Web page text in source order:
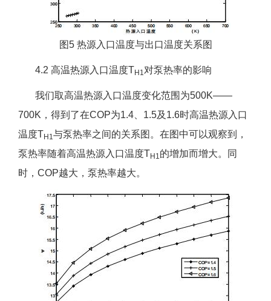
图5 热源入口温度与出口温度关系图
4.2 高温热源入口温度TH1对泵热率的影响
我们取高温热源入口温度变化范围为500K——
700K，得到了在COP为1.4、1.5及1.6时高温热源入口
温度TH1与泵热率之间的关系图。在图中可以观察到，
泵热率随着高温热源入口温度TH1的增加而增大。同
时，COP越大，泵热率越大。